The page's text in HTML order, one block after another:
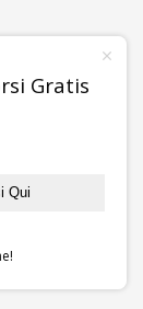
Gratis
Qui